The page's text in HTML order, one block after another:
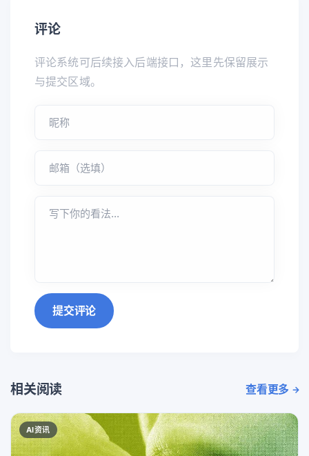
评论
评论系统可后续接入后端接口，这里先保留展示
与提交区域。
提交评论
相关阅读 查看更多
AI资讯